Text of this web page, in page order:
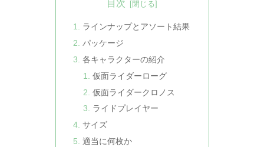
目次
ラインナップとアソート結果
パッケージ
各キャラクターの紹介
仮面ライダーローグ
仮面ライダークロノス
ライドプレイヤー
サイズ
適当に何枚か